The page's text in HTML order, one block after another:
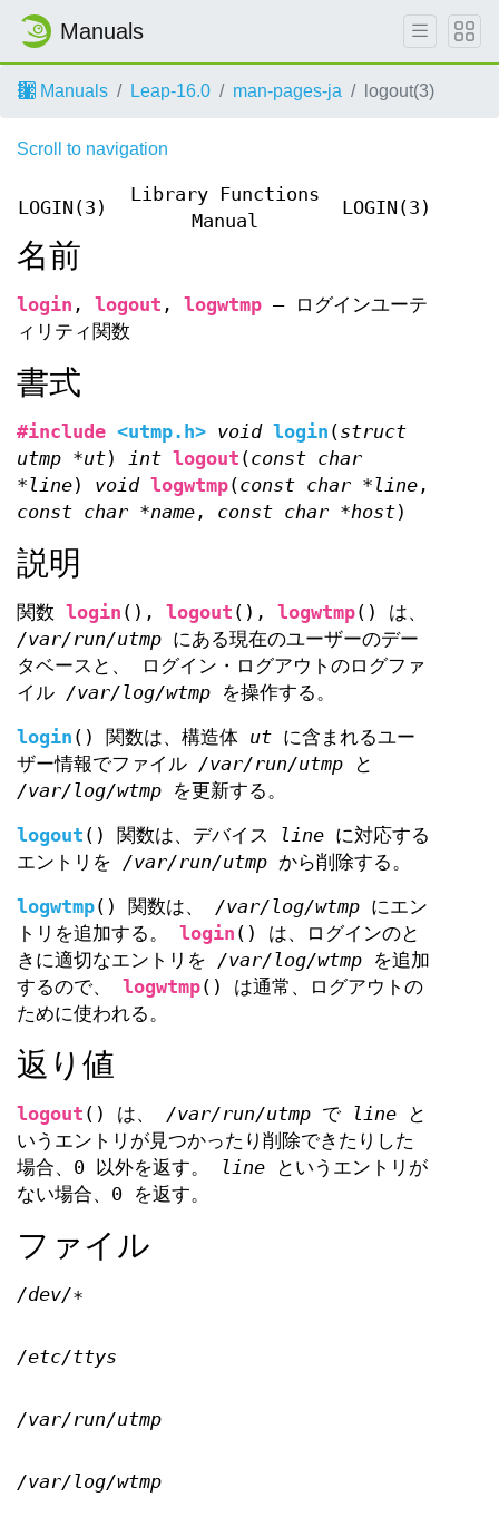
Manuals
Manuals Leap-16.0 man-pages-ja logout(3)
Scroll to navigation
LOGIN(3)
Library Functions
Manual
LOGIN(3)
名前
login , logout , logwtmp —
ログインユーテ
ィリティ関数
書式
#include <utmp.h> void login (struct
utmp *ut) int logout (const char
*line) void logwtmp(const char *line ,
const char *name , const char *host)
説明
関数 login (), logout (), logwtmp() は、
/var/run/utmp にある現在のユーザーのデー
タベースと、 ログイン・ログアウトのログファ
イル /var/log/wtmp を操作する。
login () 関数は、構造体 ut に含まれるユー
ザー情報でファイル /var/run/utmp と
/var/log/wtmp を更新する。
logout () 関数は、デバイス line に対応する
エントリを /var/run/utmp から削除する。
logwtmp() 関数は、 /var/log/wtmp にエン
トリを追加する。 login () は、ログインのと
きに適切なエントリを /var/log/wtmp を追加
するので、 logwtmp() は通常、ログアウトの
ために使われる。
返り値
logout () は、 /var/run/utmp で line と
いうエントリが見つかったり削除できたりした
場合、0 以外を返す。
line というエントリが
ない場合、0 を返す。
ファイル
/dev/∗
/etc/ttys
/var/run/utmp
/var/log/wtmp